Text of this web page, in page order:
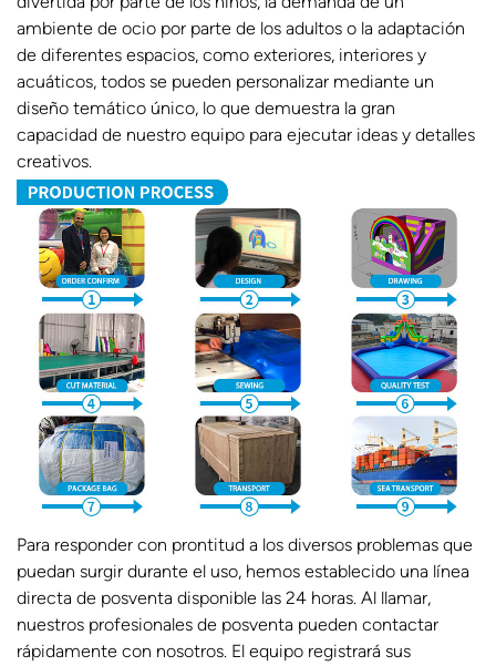
ambiente de ocio por parte de los adultos o la adaptación
de diferentes espacios, como exteriores, interiores y
acuáticos, todos se pueden personalizar mediante un
diseño temático único, lo que demuestra la gran
capacidad de nuestro equipo para ejecutar ideas y detalles
creativos.
Para responder con prontitud a los diversos problemas que
puedan surgir durante el uso, hemos establecido una línea
directa de posventa disponible las 24 horas. Al llamar,
nuestros profesionales de posventa pueden contactar
rápidamente con nosotros. El equipo registrará sus